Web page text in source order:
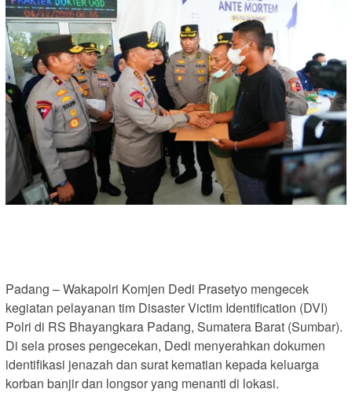
Padang – Wakapolri Komjen Dedi Prasetyo mengecek
kegiatan pelayanan tim Disaster Victim Identification (DVI)
Polri di RS Bhayangkara Padang, Sumatera Barat (Sumbar).
Di sela proses pengecekan, Dedi menyerahkan dokumen
identifikasi jenazah dan surat kematian kepada keluarga
korban banjir dan longsor yang menanti di lokasi.